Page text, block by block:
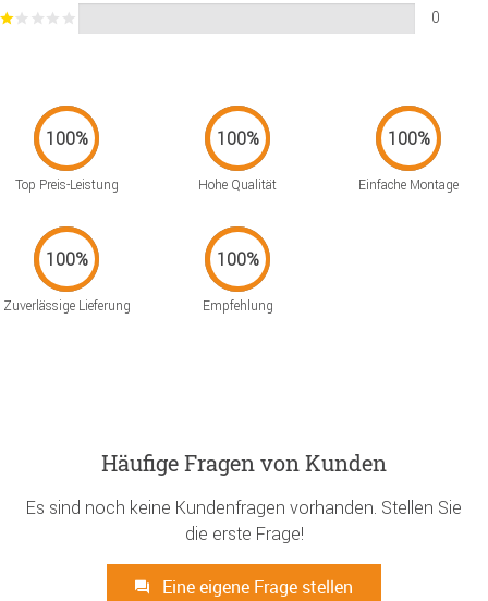
0
Top Preis-Leistung Hohe Qualität Einfache Montage
Zuverlässige Lieferung Empfehlung
Häufige Fragen von Kunden
Es sind noch keine Kundenfragen vorhanden. Stellen Sie
die erste Frage!
Eine eigene Frage stellen